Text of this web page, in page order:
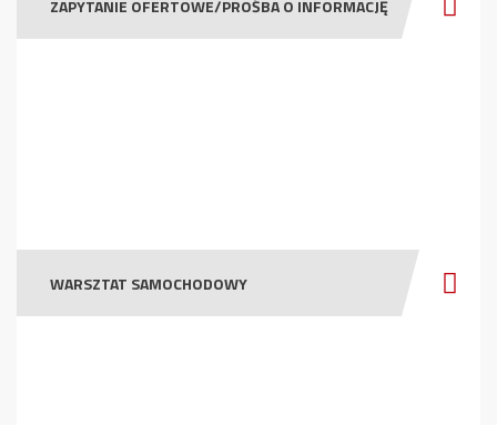
ZAPYTANIE OFERTOWE/PROŚBA O INFORMACJĘ
WARSZTAT SAMOCHODOWY